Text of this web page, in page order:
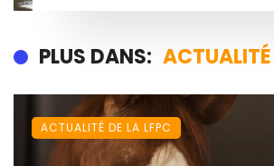
PLUS DANS: ACTUALITÉ
ACTUALITÉ DE LA LFPC